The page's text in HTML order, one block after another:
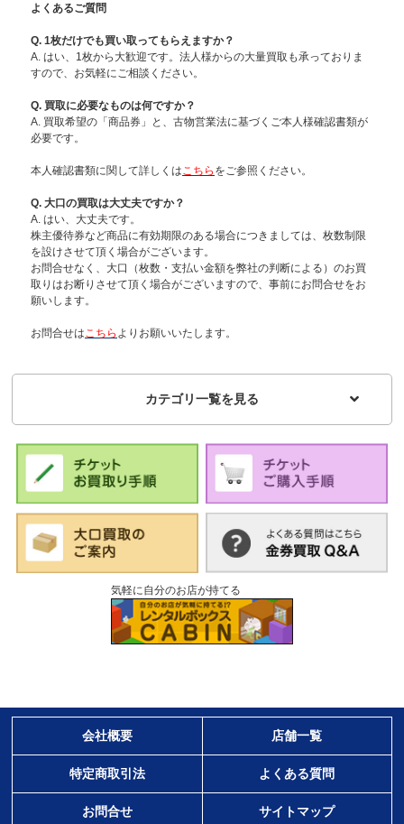
よくあるご質問
Q. 1枚だけでも買い取ってもらえますか？
A. はい、1枚から大歓迎です。法人様からの大量買取も承っておりま
すので、お気軽にご相談ください。
Q. 買取に必要なものは何ですか？
A. 買取希望の「商品券」と、古物営業法に基づくご本人様確認書類が
必要です。
本人確認書類に関して詳しくは こちら をご参照ください。
Q. 大口の買取は大丈夫ですか？
A. はい、大丈夫です。
株主優待券など商品に有効期限のある場合につきましては、枚数制限
を設けさせて頂く場合がございます。
お問合せなく、大口（枚数・支払い金額を弊社の判断による）のお買
取りはお断りさせて頂く場合がございますので、事前にお問合せをお
願いします。
お問合せは こちら よりお願いいたします。
カテゴリ一覧を見る
気軽に自分のお店が持てる
会社概要 店舗一覧
特定商取引法 よくある質問
お問合せ サイトマップ